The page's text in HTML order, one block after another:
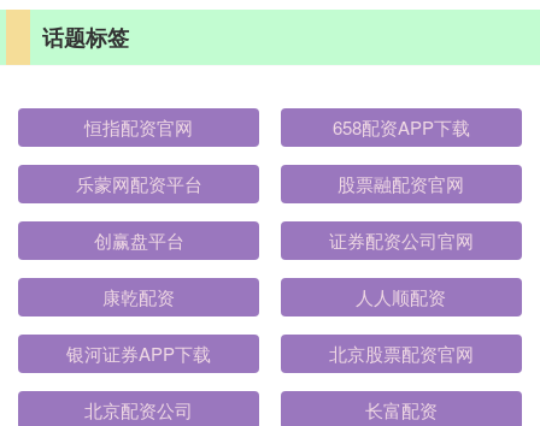
话题标签
恒指配资官网 658配资APP下载
乐蒙网配资平台 股票融配资官网
创赢盘平台 证券配资公司官网
康乾配资 人人顺配资
银河证券APP下载 北京股票配资官网
北京配资公司 长富配资